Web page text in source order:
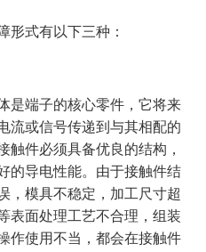
形式有以下三种：
是端子的核心零件，它将来
流或信号传递到与其相配的
触件必须具备优良的结构，
的导电性能。由于接触件结
，模具不稳定，加工尺寸超
表面处理工艺不合理，组装
作使用不当，都会在接触件